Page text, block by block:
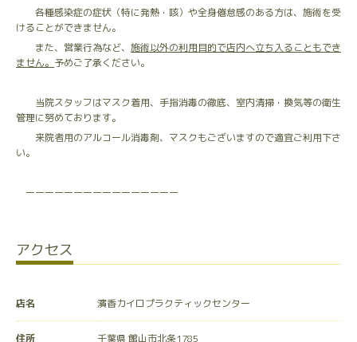
各種感染症の症状（特に発熱・咳）や全身倦怠感のある方は、施術を受
けることができません。
また、営業行為など、 施術以外の利用目的で店内へ立ち入ることもでき
ません。 予めご了承ください。
当院スタッフはマスク着用、手指消毒の徹底、室内清掃・換気等の衛生
管理に努めております。
来院者用のアルコール消毒剤、マスクもございますので適宜ご利用下さ
い。
ーーーーーーーーーーーーーーーー
アクセス
店名 濱香カイロプラクティックセンター
住所 千葉県 館山市北条1785